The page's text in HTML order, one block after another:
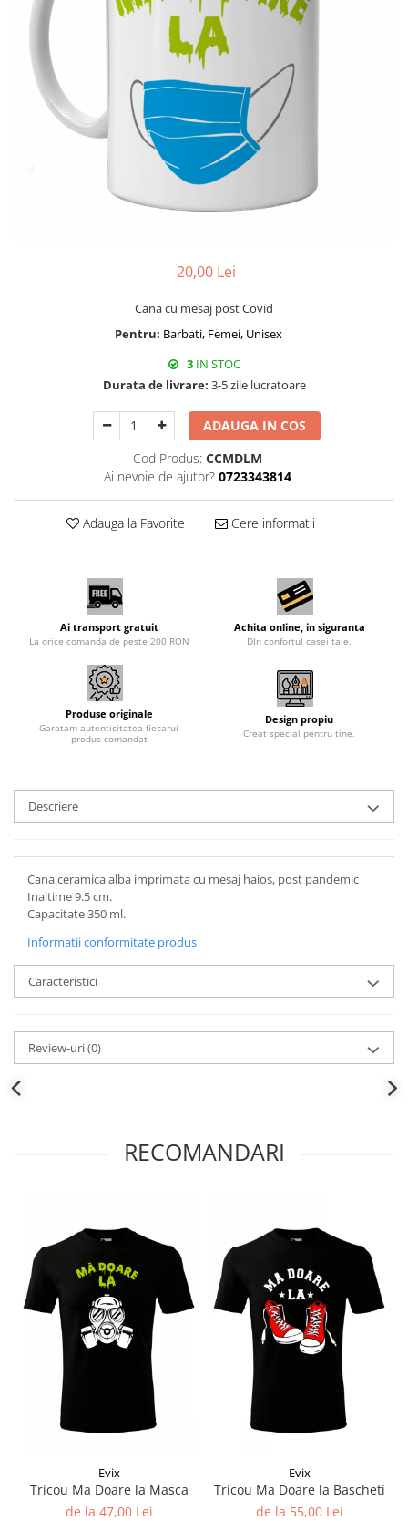
20,00 Lei
Cana cu mesaj post Covid
Pentru: Barbati, Femei, Unisex
3 IN STOC
Durata de livrare: 3-5 zile lucratoare
ADAUGA IN COS
Cod Produs: CCMDLM
Ai nevoie de ajutor? 0723343814
Adauga la Favorite Cere informatii
Ai transport gratuit
La orice comanda de peste 200 RON
Achita online, in siguranta
DIn confortul casei tale.
Produse originale
Garatam autenticitatea fiecarui
produs comandat
Design propiu
Creat special pentru tine.
Descriere
Cana ceramica alba imprimata cu mesaj haios, post pandemic
Inaltime 9.5 cm.
Capacitate 350 ml.
Informatii conformitate produs
Caracteristici
Review-uri(0)
RECOMANDARI
Evix
Tricou Ma Doare la Masca
de la 47,00 Lei
Evix
Tricou Ma Doare la Bascheti
de la 55,00 Lei